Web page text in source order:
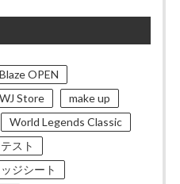
Blaze OPEN
Store
make up
World Legends Classic
スト
ジシート